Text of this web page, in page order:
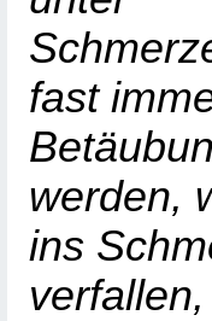
fast
werden,
ins